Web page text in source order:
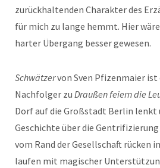
zurückhaltenden Charakter des
für mich zu lange hemmt. Hier
harter Übergang besser gewesen.
Schwätzervon Sven Pfizenmaier ist
Nachfolger zu Draußen feiern die
Dorf auf die Großstadt Berlin lenkt
Geschichte über die
vom Rand der Gesellschaft rücken
laufen mit magischer